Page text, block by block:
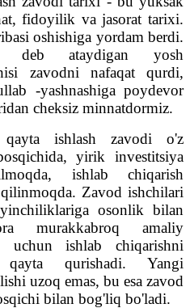
fidoyilik va jasorat tarixi.
oshishiga yordam berdi.
ataydigan yosh
zavodni nafaqat qurdi,
-yashnashiga poydevor
cheksiz minnatdormiz.
ishlash zavodi o'z
yirik investitsiya
ishlab chiqarish
Zavod ishchilari
osonlik bilan
murakkabroq amaliy
uchun ishlab chiqarishni
qayta qurishadi. Yangi
uzoq emas, bu esa zavod
bilan bog'liq bo'ladi.